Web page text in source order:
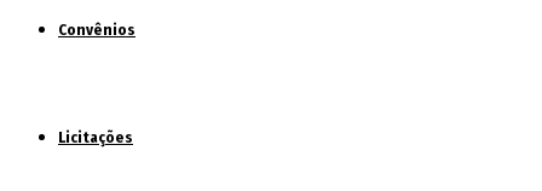
Convênios
Licitações